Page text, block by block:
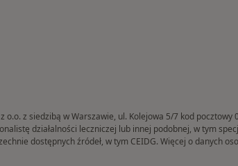
z siedzibą w Warszawie, ul. Kolejowa 5/7 kod pocztowy
działalności leczniczej lub innej podobnej, w tym
dostępnych źródeł, w tym CEIDG. Więcej o danych